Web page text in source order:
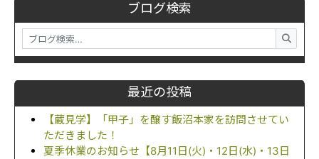
ブログ検索
最近の投稿
【蔵見学】「甲子」を醸す飯沼本家を訪問させてい
ただきました！
夏季休業のお知らせ【8月11日(火)・12日(水)・13日